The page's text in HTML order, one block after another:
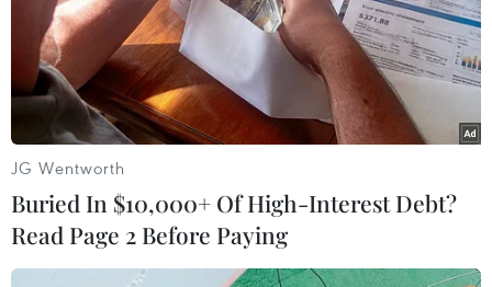
JG Wentworth
Buried In $10,000+ Of High-Interest Debt?
Read Page 2 Before Paying